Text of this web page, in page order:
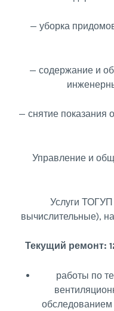
— уборка
— содержание и
— снятие показания
Управление и
Услуги
вычислительные),
Текущий ремонт:
работы по
обследованием